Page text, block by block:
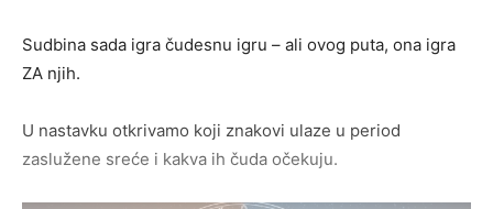
Sudbina sada igra čudesnu igru – ali ovog puta, ona igra
ZA njih.
U nastavku otkrivamo koji znakovi ulaze u period
zaslužene sreće i kakva ih čuda očekuju.